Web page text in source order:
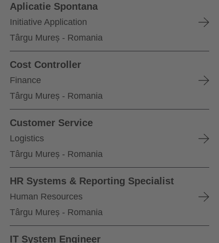
Aplicatie Spontana
Initiative Application
Târgu Mureș - Romania
Cost Controller
Finance
Târgu Mureș - Romania
Customer Service
Logistics
Târgu Mureș - Romania
HR Systems & Reporting Specialist
Human Resources
Târgu Mureș - Romania
IT System Engineer